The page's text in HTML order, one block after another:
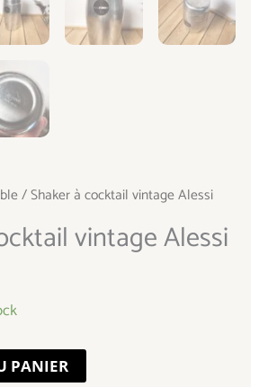
/ Shaker à cocktail vintage Alessi
vintage Alessi
PANIER